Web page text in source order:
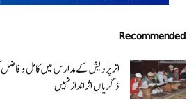
Recommended
اتر پردیش کےمدارس میں کامل و فاضل
ڈگریا ں اثرانداز نہیں